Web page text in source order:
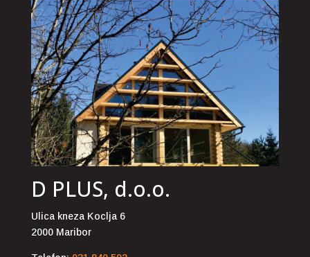
D PLUS, d.o.o.
Ulica kneza Koclja 6
2000 Maribor